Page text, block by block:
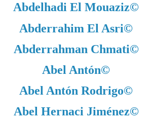
Abdelhadi El Mouaziz©
Abderrahim El Asri©
Abderrahman Chmati©
Abel Antón©
Abel Antón Rodrigo©
Abel Hernaci Jiménez©